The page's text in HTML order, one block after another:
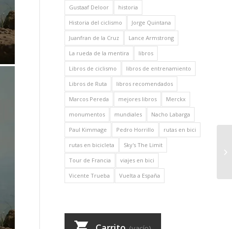
Gustaaf Deloor historia
Historia del ciclismo Jorge Quintana
Juanfran de la Cruz Lance Armstrong
La rueda de la mentira libros
Libros de ciclismo libros de entrenamiento
Libros de Ruta libros recomendados
Marcos Pereda mejores libros Merckx
monumentos mundiales Nacho Labarga
Paul Kimmage Pedro Horrillo rutas en bici
rutas en bicicleta Sky's The Limit
Tour de Francia viajes en bici
Vicente Trueba Vuelta a España